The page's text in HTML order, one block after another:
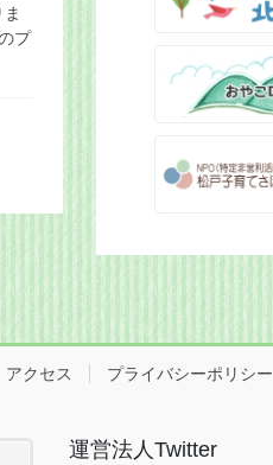
プ
アクセス プライバシーポリシー
運営法人Twitter